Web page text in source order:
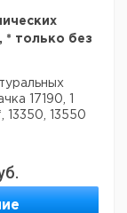
* только без
17190, 1
13350, 13550